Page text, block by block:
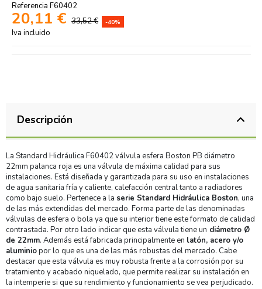
Referencia F60402
20,11 € 33,52 € -40%
Iva incluido
Descripción
La Standard Hidráulica F60402 válvula esfera Boston PB diámetro
22mm palanca roja es una válvula de máxima calidad para sus
instalaciones. Está diseñada y garantizada para su uso en instalaciones
de agua sanitaria fría y caliente, calefacción central tanto a radiadores
como bajo suelo. Pertenece a la serie Standard Hidráulica Boston, una
de las más extendidas del mercado. Forma parte de las denominadas
válvulas de esfera o bola ya que su interior tiene este formato de calidad
contrastada. Por otro lado indicar que esta válvula tiene un diámetro Ø
de 22mm. Además está fabricada principalmente en latón, acero y/o
aluminiopor lo que es una de las más robustas del mercado. Cabe
destacar que esta válvula es muy robusta frente a la corrosión por su
tratamiento y acabado niquelado, que permite realizar su instalación en
la intemperie si que su rendimiento y funcionamiento se vea perjudicado.